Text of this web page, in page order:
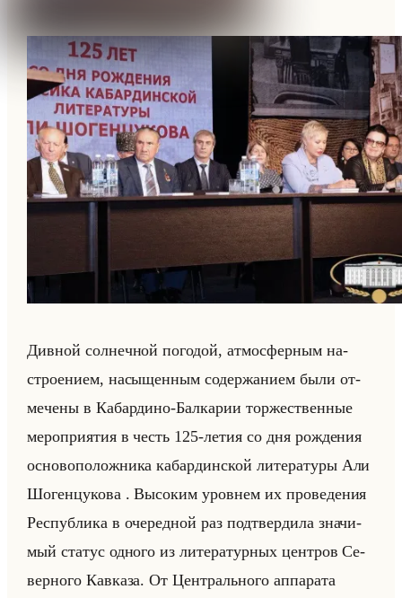
Див­ной сол­неч­ной по­го­дой, ат­мо­сфер­ным на­
стро­ени­ем, на­сы­щен­ным со­дер­жа­ни­ем были от­
ме­че­ны в Ка­бар­ди­но-Бал­ка­рии тор­же­ствен­ные
ме­ро­при­ятия в честь 125-летия со дня рож­де­ния
ос­но­во­по­лож­ни­ка ка­бар­дин­ской ли­те­ра­ту­ры Али
Шо­ген­цу­ко­ва . Вы­со­ким уров­нем их про­ве­де­ния
Рес­пуб­ли­ка в оче­ред­ной раз под­твер­ди­ла зна­чи­
мый ста­тус од­но­го из ли­те­ра­тур­ных цен­тров Се­
вер­но­го Кав­ка­за. От Цен­трально­го ап­па­ра­та